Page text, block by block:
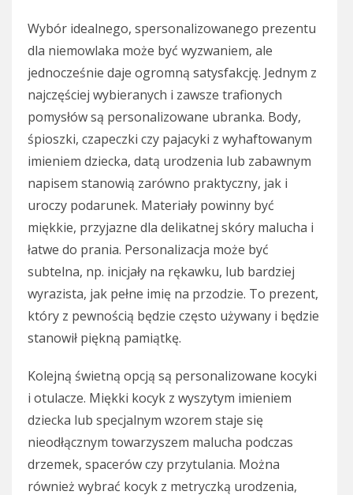
Wybór idealnego, spersonalizowanego prezentu
dla niemowlaka może być wyzwaniem, ale
jednocześnie daje ogromną satysfakcję. Jednym z
najczęściej wybieranych i zawsze trafionych
pomysłów są personalizowane ubranka. Body,
śpioszki, czapeczki czy pajacyki z wyhaftowanym
imieniem dziecka, datą urodzenia lub zabawnym
napisem stanowią zarówno praktyczny, jak i
uroczy podarunek. Materiały powinny być
miękkie, przyjazne dla delikatnej skóry malucha i
łatwe do prania. Personalizacja może być
subtelna, np. inicjały na rękawku, lub bardziej
wyrazista, jak pełne imię na przodzie. To prezent,
który z pewnością będzie często używany i będzie
stanowił piękną pamiątkę.
Kolejną świetną opcją są personalizowane kocyki
i otulacze. Miękki kocyk z wyszytym imieniem
dziecka lub specjalnym wzorem staje się
nieodłącznym towarzyszem malucha podczas
drzemek, spacerów czy przytulania. Można
również wybrać kocyk z metryczką urodzenia,